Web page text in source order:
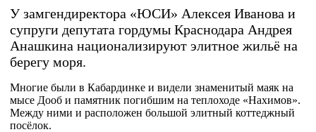
У замгендиректора «ЮСИ» Алексея Иванова и
супруги депутата гордумы Краснодара Андрея
Анашкина национализируют элитное жильё на
берегу моря.
Многие были в Кабардинке и видели знаменитый маяк на
мысе Дооб и памятник погибшим на теплоходе «Нахимов».
Между ними и расположен большой элитный коттеджный
посёлок.